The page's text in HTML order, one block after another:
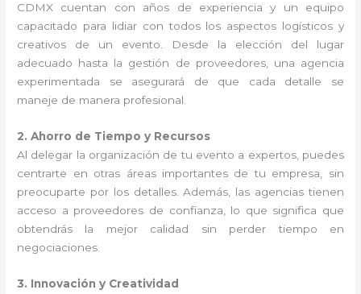
CDMX cuentan con años de experiencia y un equipo
capacitado para lidiar con todos los aspectos logísticos y
creativos de un evento. Desde la elección del lugar
adecuado hasta la gestión de proveedores, una agencia
experimentada se asegurará de que cada detalle se
maneje de manera profesional.
2. Ahorro de Tiempo y Recursos
Al delegar la organización de tu evento a expertos, puedes
centrarte en otras áreas importantes de tu empresa, sin
preocuparte por los detalles. Además, las agencias tienen
acceso a proveedores de confianza, lo que significa que
obtendrás la mejor calidad sin perder tiempo en
negociaciones.
3. Innovación y Creatividad